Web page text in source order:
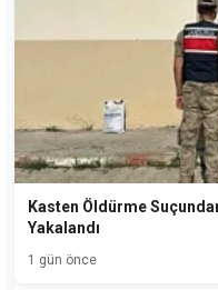
Kasten Öldürme
Yakalandı
1 gün önce